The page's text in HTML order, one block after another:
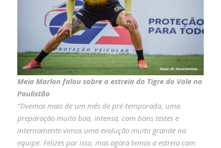
Meia Marlon falou sobre a estreia do Tigre do Vale no
Paulistão
“Tivemos mais de um mês de pré-temporada, uma
preparação muito boa, intensa, com bons testes e
internamente vimos uma evolução muito grande na
equipe. Felizes por isso, mas agora temos a estreia com